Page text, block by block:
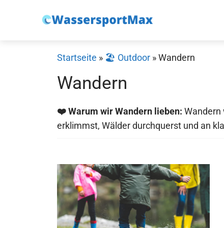
Startseite » 🏖️ Outdoor »Wandern
Wandern
❤️ Warum wir Wandern lieben: Wandern
erklimmst, Wälder durchquerst und an